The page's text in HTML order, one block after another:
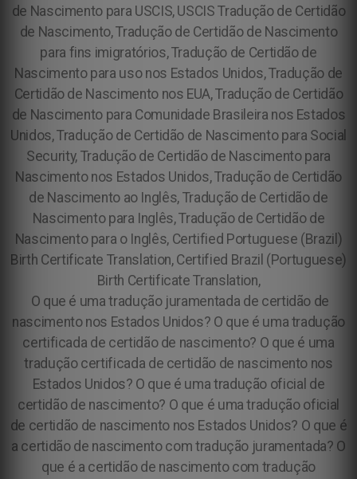
de Nascimento para USCIS, USCIS Tradução de Certidão
de Nascimento, Tradução de Certidão de Nascimento
para fins imigratórios, Tradução de Certidão de
Nascimento para uso nos Estados Unidos, Tradução de
Certidão de Nascimento nos EUA, Tradução de Certidão
de Nascimento para Comunidade Brasileira nos Estados
Unidos, Tradução de Certidão de Nascimento para Social
Security, Tradução de Certidão de Nascimento para
Nascimento nos Estados Unidos, Tradução de Certidão
de Nascimento ao Inglês, Tradução de Certidão de
Nascimento para Inglês, Tradução de Certidão de
Nascimento para o Inglês, Certified Portuguese (Brazil)
Birth Certificate Translation, Certified Brazil (Portuguese)
Birth Certificate Translation,
O que é uma tradução juramentada de certidão de
nascimento nos Estados Unidos? O que é uma tradução
certificada de certidão de nascimento? O que é uma
tradução certificada de certidão de nascimento nos
Estados Unidos? O que é uma tradução oficial de
certidão de nascimento? O que é uma tradução oficial
de certidão de nascimento nos Estados Unidos? O que é
a certidão de nascimento com tradução juramentada? O
que é a certidão de nascimento com tradução